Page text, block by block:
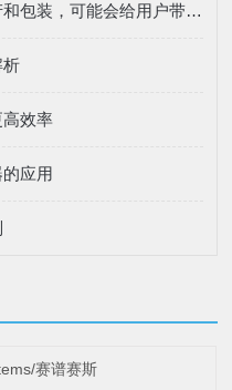
如果无菌勺不是在洁净室生产和包装，可能会给用户带来以下风险：
析
效率
应用
赛谱赛斯